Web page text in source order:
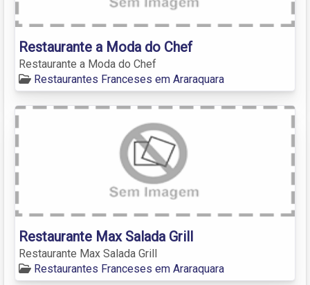
Restaurante a Moda do Chef
Restaurante a Moda do Chef
Restaurantes Franceses em Araraquara
Restaurante Max Salada Grill
Restaurante Max Salada Grill
Restaurantes Franceses em Araraquara